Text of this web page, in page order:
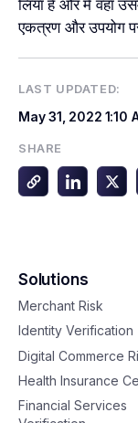
लिया है और मैं वहाँ
एकत्रण और उपयोग पर
LAST UPDATED:
May 31, 2022 1:10
SHARE
Solutions
Merchant Risk
Identity Verification
Digital Commerce
Health Insurance
Financial Services